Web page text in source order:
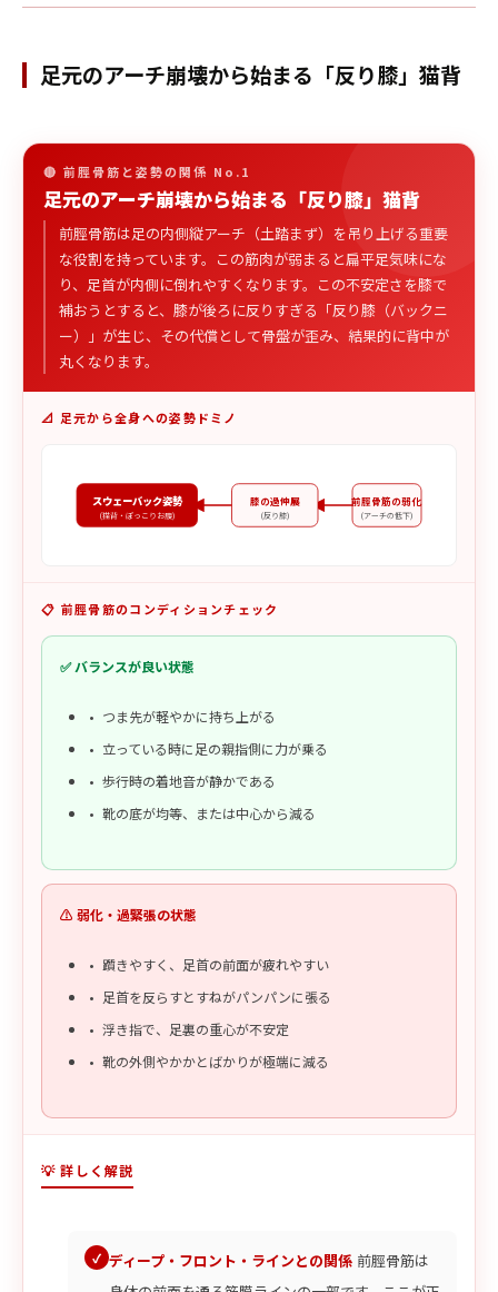
足元のアーチ崩壊から始まる「反り膝」猫背
🔴 前脛骨筋と姿勢の関係 No.1
足元のアーチ崩壊から始まる「反り膝」猫背
前脛骨筋は足の内側縦アーチ（土踏まず）を吊り上げる重要
な役割を持っています。この筋肉が弱まると扁平足気味にな
り、足首が内側に倒れやすくなります。この不安定さを膝で
補おうとすると、膝が後ろに反りすぎる「反り膝（バックニ
ー）」が生じ、その代償として骨盤が歪み、結果的に背中が
丸くなります。
📐 足元から全身への姿勢ドミノ
前脛骨筋の弱化
(アーチの低下)
膝の過伸展
(反り膝)
スウェーバック姿勢
(猫背・ぽっこりお腹)
📋 前脛骨筋のコンディションチェック
✅ バランスが良い状態
つま先が軽やかに持ち上がる
立っている時に足の親指側に力が乗る
歩行時の着地音が静かである
靴の底が均等、または中心から減る
⚠️ 弱化・過緊張の状態
躓きやすく、足首の前面が疲れやすい
足首を反らすとすねがパンパンに張る
浮き指で、足裏の重心が不安定
靴の外側やかかとばかりが極端に減る
💡 詳しく解説
ディープ・フロント・ラインとの関係 前脛骨筋は